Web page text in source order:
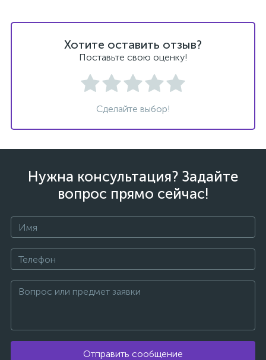
Хотите оставить отзыв?
Поставьте свою оценку!
Сделайте выбор!
Нужна консультация? Задайте
вопрос прямо сейчас!
Отправить сообщение